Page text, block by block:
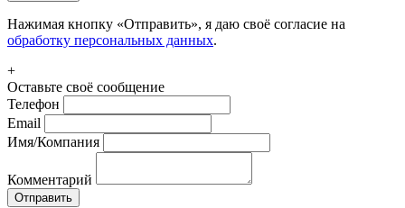
Нажимая кнопку «Отправить», я даю своё согласие на
обработку персональных данных.
+
Оставьте своё сообщение
Телефон
Email
Имя/Компания
Комментарий
Отправить